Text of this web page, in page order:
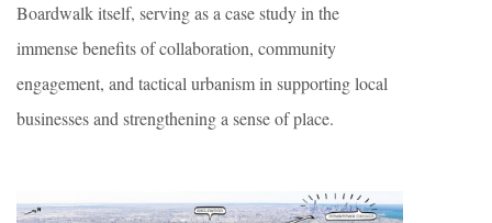
Boardwalk itself, serving as a case study in the
immense benefits of collaboration, community
engagement, and tactical urbanism in supporting local
businesses and strengthening a sense of place.